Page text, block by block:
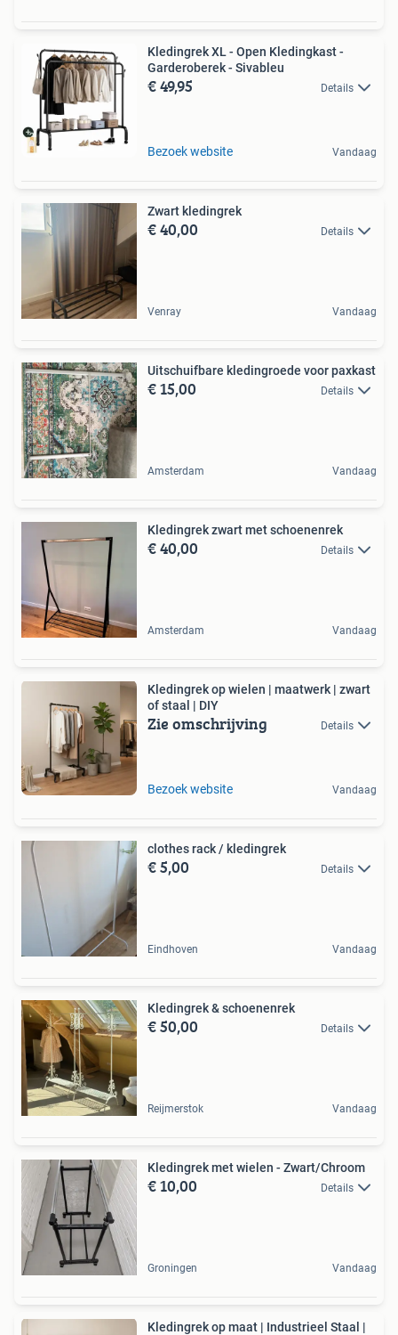
Kledingrek XL - Open Kledingkast -
Garderoberek - Sivableu
€ 49,95 Details
Bezoek website Vandaag
Zwart kledingrek
€ 40,00 Details
Venray Vandaag
Uitschuifbare kledingroede voor paxkast
€ 15,00 Details
Amsterdam Vandaag
Kledingrek zwart met schoenenrek
€ 40,00 Details
Amsterdam Vandaag
Kledingrek op wielen | maatwerk | zwart
of staal | DIY
Zie omschrijving Details
Bezoek website Vandaag
clothes rack / kledingrek
€ 5,00 Details
Eindhoven Vandaag
Kledingrek & schoenenrek
€ 50,00 Details
Reijmerstok Vandaag
Kledingrek met wielen - Zwart/Chroom
€ 10,00 Details
Groningen Vandaag
Kledingrek op maat | Industrieel Staal |